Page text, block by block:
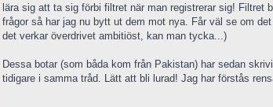
lära sig att ta sig förbi filtret när man registrerar sig!
frågor så har jag nu bytt ut dem mot nya. Får väl se om
det verkar överdrivet ambitiöst, kan man tycka...)
Dessa botar (som båda kom från Pakistan) har sedan
tidigare i samma tråd. Lätt att bli lurad! Jag har förstås